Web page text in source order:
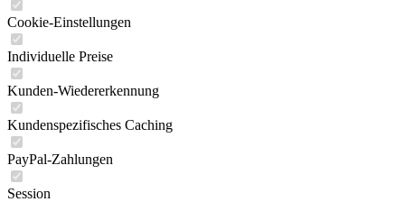
Cookie-Einstellungen
Individuelle Preise
Kunden-Wiedererkennung
Kundenspezifisches Caching
PayPal-Zahlungen
Session